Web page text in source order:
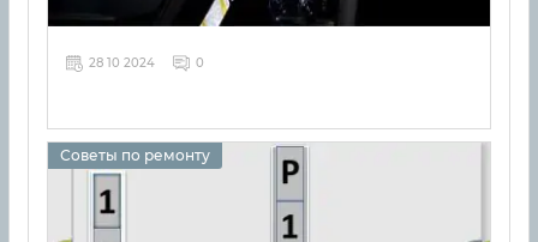
28 10 2024 0
Советы по ремонту